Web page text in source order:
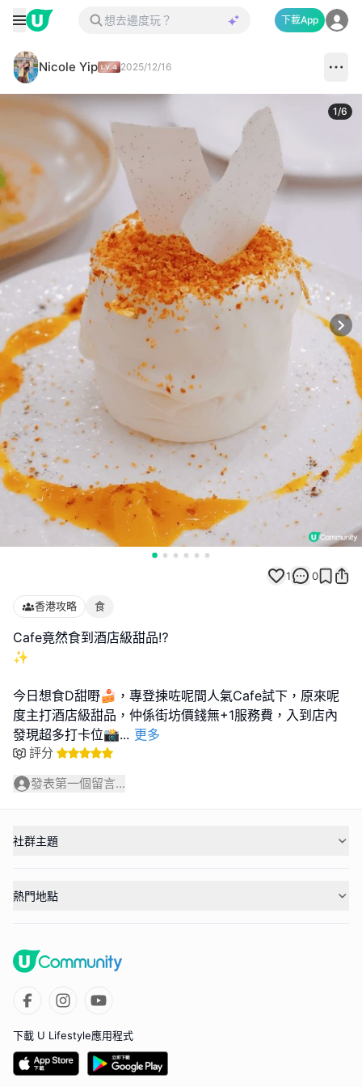
下載App
Nicole Yip 2025/12/16
1/6
1 0
香港攻略 食
Cafe竟然食到酒店級甜品⁉️
✨
今日想食D甜嘢🍰，專登揀咗呢間人氣Cafe試下，原來呢
度主打酒店級甜品，仲係街坊價錢無+1服務費，入到店內
發現超多打卡位📸... 更多
評分
發表第一個留言...
社群主題
熱門地點
下載 U Lifestyle應用程式